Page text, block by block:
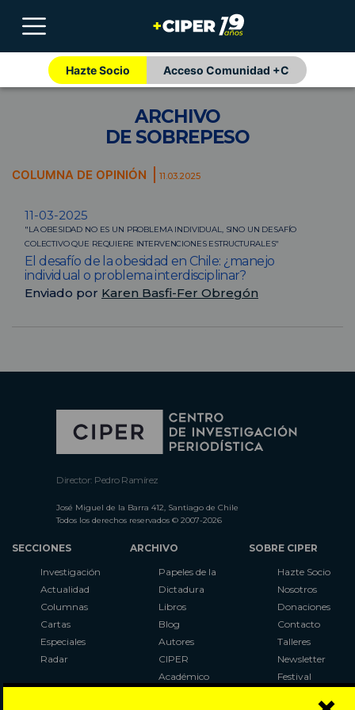
Hazte Socio Acceso Comunidad +C
ARCHIVO
DE SOBREPESO
COLUMNA DE OPINIÓN 11.03.2025
11-03-2025
"LA OBESIDAD NO ES UN PROBLEMA INDIVIDUAL, SINO UN DESAFÍO
COLECTIVO QUE REQUIERE INTERVENCIONES ESTRUCTURALES"
El desafío de la obesidad en Chile: ¿manejo
individual o problema interdisciplinar?
Enviado por Karen Basfi-Fer Obregón
Director: Pedro Ramírez
José Miguel de la Barra 412, Santiago de Chile
Todos los derechos reservados © 2007-2026
SECCIONES
Investigación
Actualidad
Columnas
Cartas
Especiales
Radar
ARCHIVO
Papeles de la
Dictadura
Libros
Blog
Autores
CIPER
Académico
SOBRE CIPER
Hazte Socio
Nosotros
Donaciones
Contacto
Talleres
Newsletter
Festival